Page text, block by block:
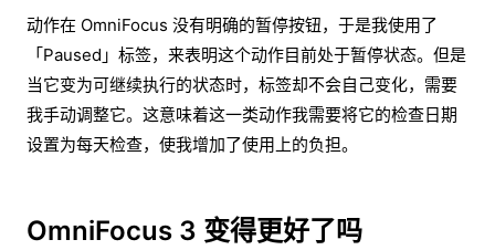
动作在 OmniFocus 没有明确的暂停按钮，于是我使用了
「Paused」标签，来表明这个动作目前处于暂停状态。但是
当它变为可继续执行的状态时，标签却不会自己变化，需要
我手动调整它。这意味着这一类动作我需要将它的检查日期
设置为每天检查，使我增加了使用上的负担。
OmniFocus 3 变得更好了吗